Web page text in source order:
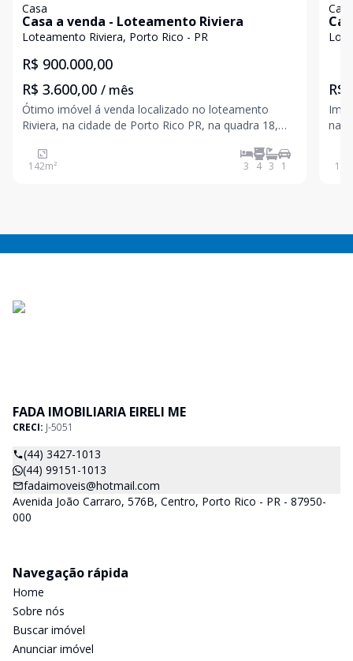
Casa
Casa a venda - Loteamento Riviera
Loteamento Riviera, Porto Rico - PR
R$ 900.000,00
R$ 3.600,00 / mês
Ótimo imóvel á venda localizado no loteamento
Riviera, na cidade de Porto Rico PR, na quadra 18,
200m² sendo 142,40 m² de área privativa. Com as
seguintes características: - 3 suítes - Área gourmet
142m² 3 4 3 1
Casa
R$
na
136
FADA IMOBILIARIA EIRELI ME
CRECI: J-5051
(44) 3427-1013
(44) 99151-1013
fadaimoveis@hotmail.com
Avenida João Carraro, 576B, Centro, Porto Rico - PR - 87950-
000
Navegação rápida
Home
Sobre nós
Buscar imóvel
Anunciar imóvel